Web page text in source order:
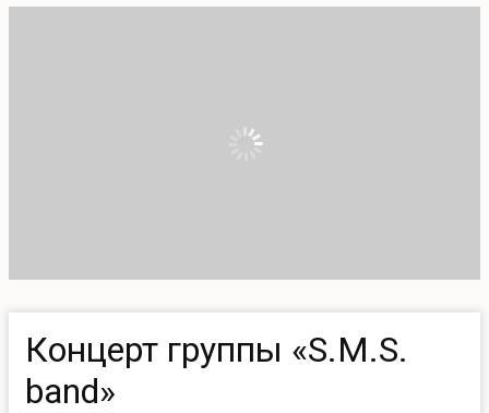
Концерт группы «S.M.S.
band»